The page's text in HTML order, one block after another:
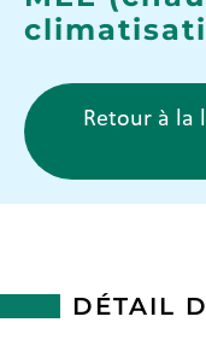
Retour à la
DÉTAIL